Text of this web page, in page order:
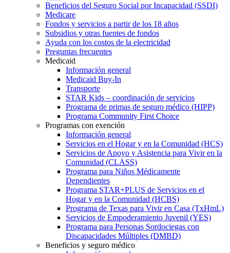
Beneficios del Seguro Social por Incapacidad (SSDI)
Medicare
Fondos y servicios a partir de los 18 años
Subsidios y otras fuentes de fondos
Ayuda con los costos de la electricidad
Preguntas frecuentes
Medicaid
Información general
Medicaid Buy-In
Transporte
STAR Kids – coordinación de servicios
Programa de primas de seguro médico (HIPP)
Programa Community First Choice
Programas con exención
Información general
Servicios en el Hogar y en la Comunidad (HCS)
Servicios de Apoyo y Asistencia para Vivir en la
Comunidad (CLASS)
Programa para Niños Médicamente
Dependientes
Programa STAR+PLUS de Servicios en el
Hogar y en la Comunidad (HCBS)
Programa de Texas para Vivir en Casa (TxHmL)
Servicios de Empoderamiento Juvenil (YES)
Programa para Personas Sordociegas con
Discapacidades Múltiples (DMBD)
Beneficios y seguro médico